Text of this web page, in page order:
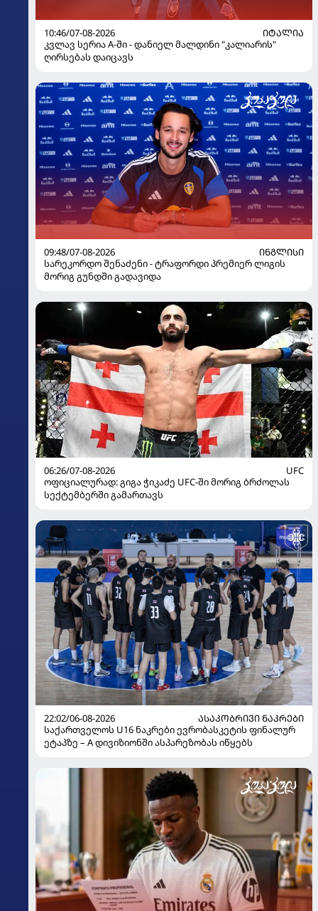
10:46/07-08-2026
ᲘᲢᲐᲚᲘᲐ
კვლავ სერია A-ში - დანიელ მალდინი "კალიარის"
ღირსებას დაიცავს
09:48/07-08-2026
ᲘᲜᲒᲚᲘᲡᲘ
სარეკორდო შენაძენი - ტრაფორდი პრემიერ ლიგის
მორიგ გუნდში გადავიდა
06:26/07-08-2026
UFC
ოფიციალურად: გიგა ჭიკაძე UFC-ში მორიგ ბრძოლას
სექტემბერში გამართავს
22:02/06-08-2026
ᲐᲡᲐᲙᲝᲑᲠᲘᲕᲘ ᲜᲐᲙᲠᲔᲑᲘ
საქართველოს U16 ნაკრები ევრობასკეტის ფინალურ
ეტაპზე – A დივიზიონში ასპარეზობას იწყებს